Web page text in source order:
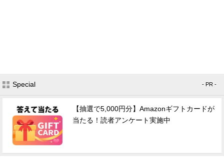
Special - PR -
【抽選で5,000円分】Amazonギフトカードが
当たる！読者アンケート実施中